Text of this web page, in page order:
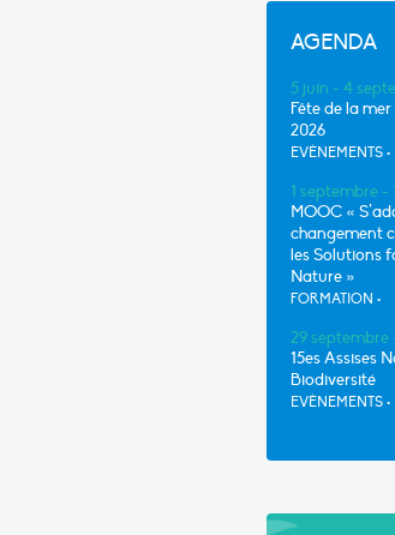
AGENDA
5 juin - 4
Fête de la
2026
EVÈNEMENTS •
1 septembre -
MOOC «
changement
les Solutions
Nature »
FORMATION •
29 septembre
15es Assises
Biodiversité
EVÈNEMENTS •